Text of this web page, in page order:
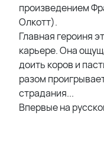
произведением
Олкотт).
Главная героиня
карьере. Она
доить коров и
разом
страдания...
Впервые на